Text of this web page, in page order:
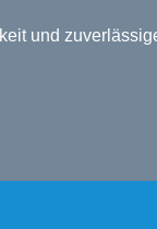
und